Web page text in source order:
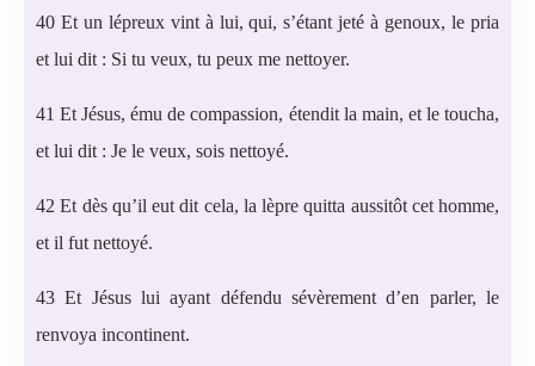
40 Et un lépreux vint à lui, qui, s’étant jeté à genoux, le pria
et lui dit : Si tu veux, tu peux me nettoyer.
41 Et Jésus, ému de compassion, étendit la main, et le toucha,
et lui dit : Je le veux, sois nettoyé.
42 Et dès qu’il eut dit cela, la lèpre quitta aussitôt cet homme,
et il fut nettoyé.
43 Et Jésus lui ayant défendu sévèrement d’en parler, le
renvoya incontinent.